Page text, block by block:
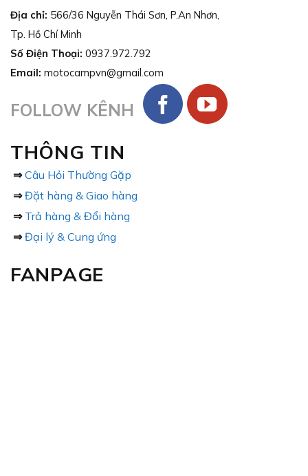
Địa chỉ: 566/36 Nguyễn Thái Sơn, P.An Nhơn,
Tp. Hồ Chí Minh
Số Điện Thoại: 0937.972.792
Email: motocampvn@gmail.com
FOLLOW KÊNH
THÔNG TIN
⇒ Câu Hỏi Thường Gặp
⇒ Đặt hàng & Giao hàng
⇒ Trả hàng & Đổi hàng
⇒ Đại lý & Cung ứng
FANPAGE